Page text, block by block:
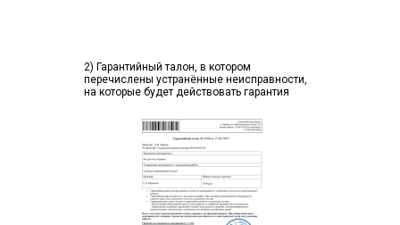
2) Гарантийный талон, в котором
перечислены устранённые неисправности,
на которые будет действовать гарантия